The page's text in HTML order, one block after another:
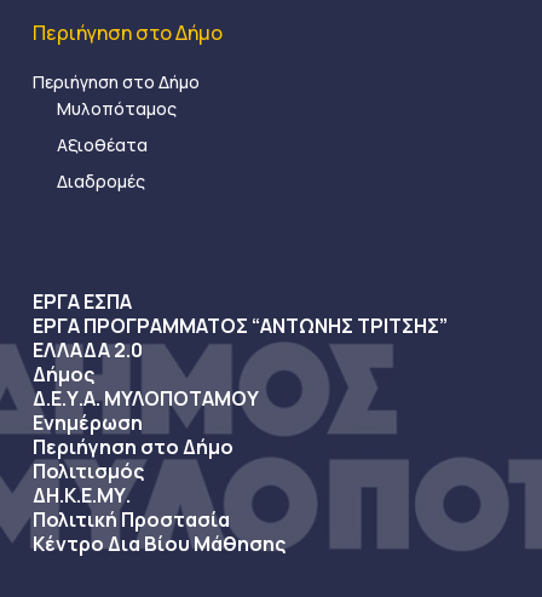
Περιήγηση στο Δήμο
Περιήγηση στο Δήμο
Μυλοπόταμος
Αξιοθέατα
Διαδρομές
ΕΡΓΑ ΕΣΠΑ
ΕΡΓΑ ΠΡΟΓΡΑΜΜΑΤΟΣ “ΑΝΤΩΝΗΣ ΤΡΙΤΣΗΣ”
ΕΛΛΑΔΑ 2.0
Δήμος
Δ.Ε.Υ.Α. ΜΥΛΟΠΟΤΑΜΟΥ
Ενημέρωση
Περιήγηση στο Δήμο
Πολιτισμός
ΔΗ.Κ.Ε.ΜΥ.
Πολιτική Προστασία
Κέντρο Δια Βίου Μάθησης